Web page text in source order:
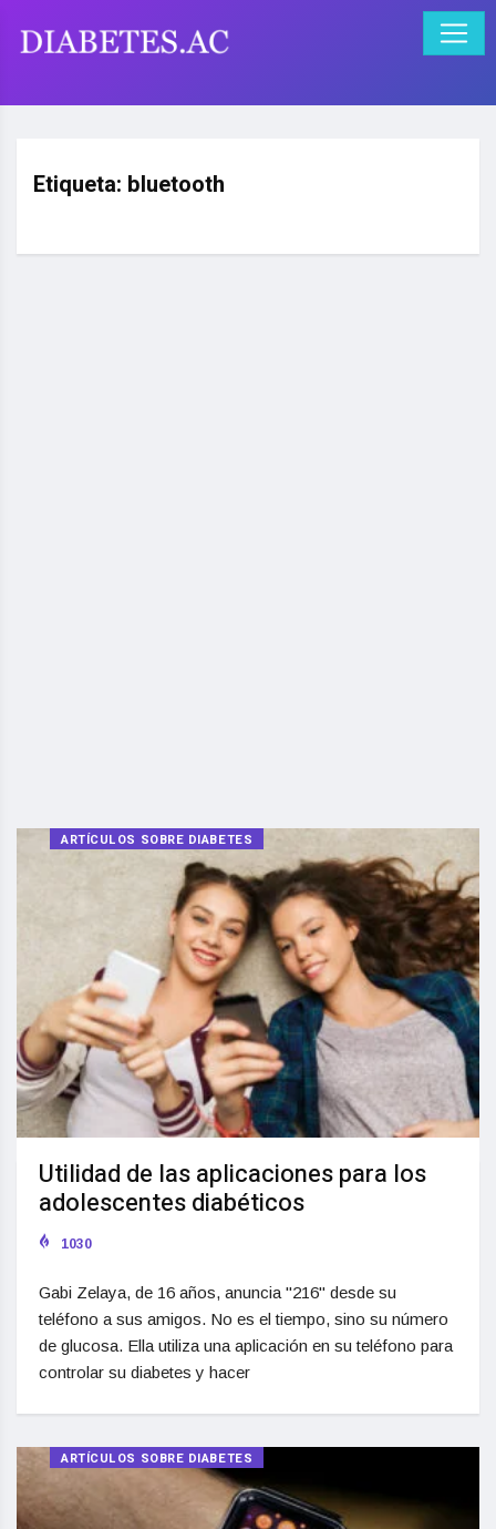
Etiqueta: bluetooth
ARTÍCULOS SOBRE DIABETES
Utilidad de las aplicaciones para los
adolescentes diabéticos
1030
Gabi Zelaya, de 16 años, anuncia "216" desde su
teléfono a sus amigos. No es el tiempo, sino su número
de glucosa. Ella utiliza una aplicación en su teléfono para
controlar su diabetes y hacer
ARTÍCULOS SOBRE DIABETES